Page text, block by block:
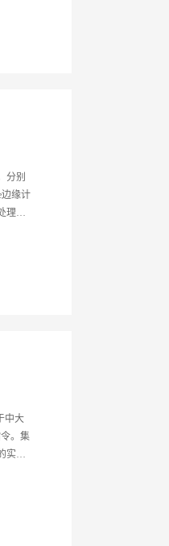
分别
边缘计
理能
中大
。集
现